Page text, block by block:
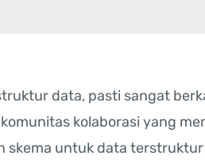
data, pasti sangat
kolaborasi yang
skema untuk data